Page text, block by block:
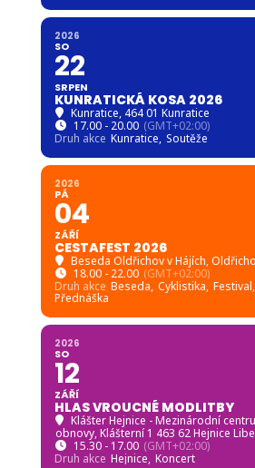
2026
SO
22
SRPEN
KUNRATICKÁ KOSA 2026
Kunratice, 464 01 Kunratice
17.00 - 20.00 (GMT+02:00)
Druh akce Kunratice, Soutěže
2026
PÁ
04
ZÁŘÍ
CESTAFEST 2026
Beseda Oldřichov v Hájích,
18.00 - 22.00 (GMT+02:00)
Druh akce Beseda, Cyklistika, Festival,
Přednáška
2026
SO
12
ZÁŘÍ
HLAS VROUCNÉ MODLITBY
Klášter Hejnice - Mezinárodní
obnovy, Klášterní 1 463 62 Hejnice
15.30 - 17.00 (GMT+02:00)
Druh akce Hejnice, Koncert